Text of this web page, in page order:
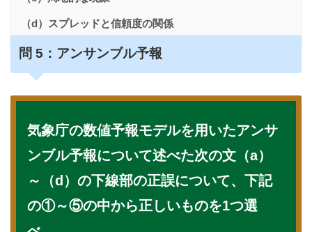
（d）スプレッドと信頼度の関係
問 5：アンサンブル予報
気象庁の数値予報モデルを用いたアンサ
ンブル予報について述べた次の文（a）
～（d）の下線部の正誤について、下記
の①～⑤の中から正しいものを1つ選